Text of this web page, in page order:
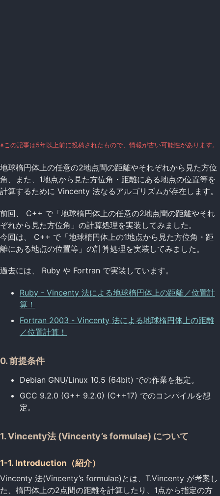
※この記事は5年以上前に投稿されたもので、情報が古い可能性があります。
地球楕円体上の任意の2地点間の距離やそれぞれから見た方位
角、また、1地点から見た方位角・距離にある地点の位置等を
計算するために Vincenty 法なるアルゴリズムが存在します。
前回、 C++ で「地球楕円体上の任意の2地点間の距離やそれ
ぞれから見た方位角」の計算処理を実装してみました。
今回は、 C++ で「地球楕円体上の1地点から見た方位角・距
離にある地点の位置等」の計算処理を実装してみました。
過去には、 Ruby や Fortran で実装しています。
Ruby - Vincenty 法による地球楕円体上の距離／位置計
算！
Fortran 2003 - Vincenty 法による地球楕円体上の距離
／位置計算！
0. 前提条件
Debian GNU/Linux 10.5 (64bit) での作業を想定。
GCC 9.2.0 (G++ 9.2.0) (C++17) でのコンパイルを想
定。
1. Vincenty法 (Vincenty’s formulae) について
1-1. Introduction（紹介）
Vincenty 法(Vincenty’s formulae)とは、T.Vincenty が考案し
た、楕円体上の2点間の距離を計算したり、1点から指定の方